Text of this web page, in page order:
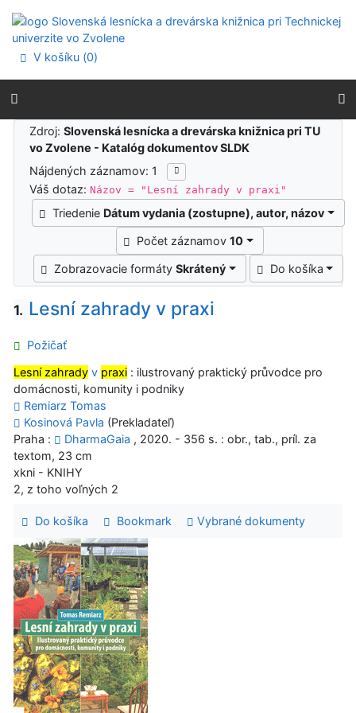
Prejsť na menu
Prehlásenie o webovej prístupnosti
V košíku (0)
Výsledky vyhľadávania
Zdroj:Slovenská lesnícka a drevárska knižnica pri TU
vo Zvolene - Katalóg dokumentov SLDK
Nájdených záznamov: 1
Váš dotaz:Názov = "Lesní zahrady v praxi"
Triedenie Dátum vydania (zostupne), autor, názov
Počet záznamov10
Zobrazovacie formátySkrátený Do košíka
1. Lesní zahrady v praxi
Požičať
Lesní zahrady v praxi : ilustrovaný praktický průvodce pro
domácnosti, komunity i podniky
Remiarz Tomas
Kosinová Pavla (Prekladateľ)
Praha :
DharmaGaia , 2020. - 356 s. : obr., tab., príl. za
textom, 23 cm
xkni - KNIHY
2, z toho voľných 2
Do košíka Bookmark Vybrané dokumenty